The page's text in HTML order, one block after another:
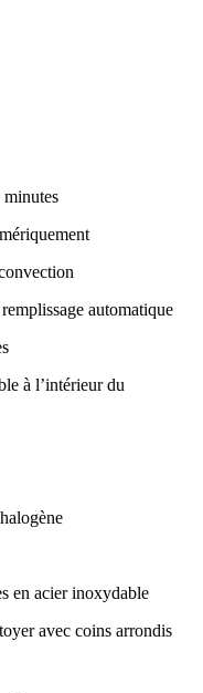
minutes
automatique
à l’intérieur du
en acier inoxydable
avec coins arrondis